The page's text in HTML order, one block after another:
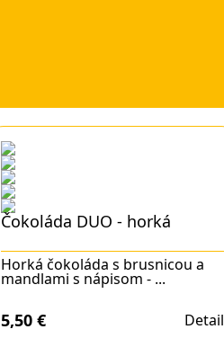
Čokoláda DUO - horká
Horká čokoláda s brusnicou a
mandlami s nápisom - ...
5,50 € Detail